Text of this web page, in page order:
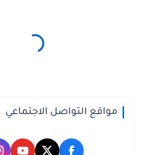
مواقع التواصل الاجتماعي